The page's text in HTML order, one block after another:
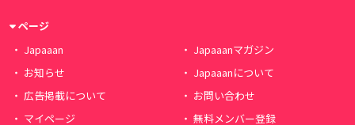
ページ
Japaaan
Japaaanマガジン
お知らせ
Japaaanについて
広告掲載について
お問い合わせ
マイページ
無料メンバー登録